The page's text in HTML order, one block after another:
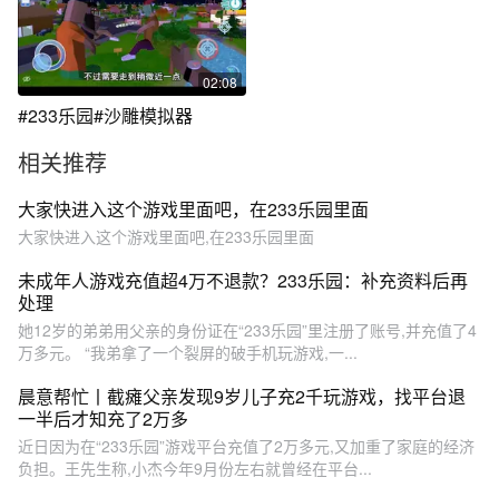
02:08
#233乐园#沙雕模拟器
相关推荐
大家快进入这个游戏里面吧，在233乐园里面
大家快进入这个游戏里面吧,在233乐园里面
未成年人游戏充值超4万不退款？233乐园：补充资料后再
处理
她12岁的弟弟用父亲的身份证在“233乐园”里注册了账号,并充值了4
万多元。 “我弟拿了一个裂屏的破手机玩游戏,一...
晨意帮忙丨截瘫父亲发现9岁儿子充2千玩游戏，找平台退
一半后才知充了2万多
近日因为在“233乐园”游戏平台充值了2万多元,又加重了家庭的经济
负担。王先生称,小杰今年9月份左右就曾经在平台...